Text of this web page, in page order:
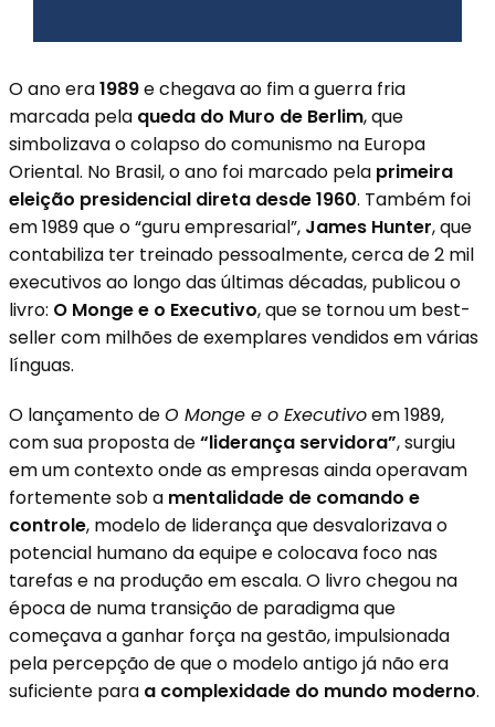
O ano era1989e chegava ao fim a guerra fria
marcada pela queda do Muro de Berlim, que
simbolizava o colapso do comunismo na Europa
Oriental. No Brasil, o ano foi marcado pela primeira
eleição presidencial direta desde 1960. Também foi
em 1989 que o “guru empresarial”, James Hunter, que
contabiliza ter treinado pessoalmente, cerca de 2 mil
executivos ao longo das últimas décadas, publicou o
livro: O Monge e o Executivo, que se tornou um best-
seller com milhões de exemplares vendidos em várias
línguas.
O lançamento deO Monge e o Executivoem 1989,
com sua proposta de“liderança servidora”, surgiu
em um contexto onde as empresas ainda operavam
fortemente sob a mentalidade de comando e
controle, modelo de liderança que desvalorizava o
potencial humano da equipe e colocava foco nas
tarefas e na produção em escala. O livro chegou na
época de numa transição de paradigma que
começava a ganhar força na gestão, impulsionada
pela percepção de que o modelo antigo já não era
suficiente para a complexidade do mundo moderno.